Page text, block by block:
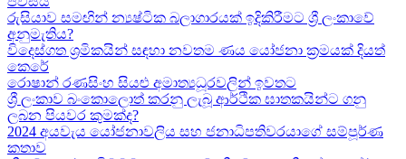
රුසියාව සමඟින් න්‍යෂ්ටික බලාගාරයක් ඉදිකිරීමට ශ්‍රී ලංකාවේ
අනුමැතිය?
විදෙස්ගත ශ්‍රමිකයින් සඳහා නවතම ණය යෝජනා ක්‍රමයක් දියත්
කෙරේ
රොෂාන් රණසිංහ සියළු අමාත්‍යධූරවලින් ඉවතට​
ශ්‍රී ලංකාව බංකොලොත් කරනු ලැබූ ආර්ථික ඝාතකයින්ට ගනු
ලබන පියවර කුමක්ද​?
2024 අයවැය යෝජනාවලිය​ සහ ජනාධිපතිවරයාගේ සම්පූර්ණ
කතාව​